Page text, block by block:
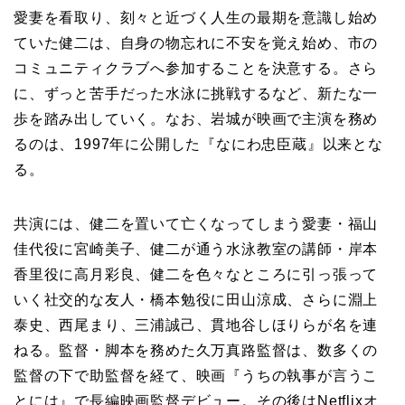
愛妻を看取り、刻々と近づく人生の最期を意識し始め
ていた健二は、自身の物忘れに不安を覚え始め、市の
コミュニティクラブへ参加することを決意する。さら
に、ずっと苦手だった水泳に挑戦するなど、新たな一
歩を踏み出していく。なお、岩城が映画で主演を務め
るのは、1997年に公開した『なにわ忠臣蔵』以来とな
る。
共演には、健二を置いて亡くなってしまう愛妻・福山
佳代役に宮崎美子、健二が通う水泳教室の講師・岸本
香里役に高月彩良、健二を色々なところに引っ張って
いく社交的な友人・橋本勉役に田山涼成、さらに淵上
泰史、西尾まり、三浦誠己、貫地谷しほりらが名を連
ねる。監督・脚本を務めた久万真路監督は、数多くの
監督の下で助監督を経て、映画『うちの執事が言うこ
とには』で長編映画監督デビュー。その後はNetflixオ